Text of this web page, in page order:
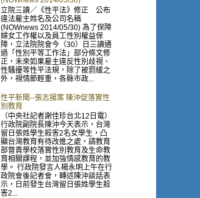
立院三讀／《性平法》修正 公布
違法雇主姓名及公司名稱
(NOWnews 2014/05/30) 為了保障
婦女工作權以及員工性別權益保
障，立法院院會今（30）日三讀通
過「性別平等工作法」部分條文修
正，未來如果雇主違反性別歧視、
性騷擾等性平法規，除了被罰緩之
外，視情節輕重，各縣市政...
性平新聞--張志揚案 陳沖促落實性
別教育
（中央社記者謝佳珍台北12日電）
行政院副院長陳沖今天表示，台灣
留日張姓學生殺害2名女學生，凸
顯台灣教育有待改進之處，請教育
部督責學校落實性別教育及生命教
育相關課程，並加強情感教育的教
學。 行政院發言人楊永明上午在行
政院會後記者會，轉述陳沖談話表
示，日前發生台灣留日張姓學生殺
害2...